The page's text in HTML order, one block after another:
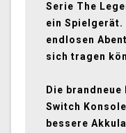
Serie The
ein Spielgerät.
endlosen
sich tragen
Die
Switch
bessere